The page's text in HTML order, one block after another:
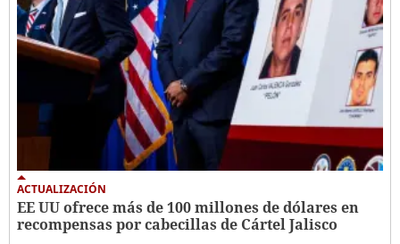
ACTUALIZACIÓN
EE UU ofrece más de 100 millones de dólares en
recompensas por cabecillas de Cártel Jalisco